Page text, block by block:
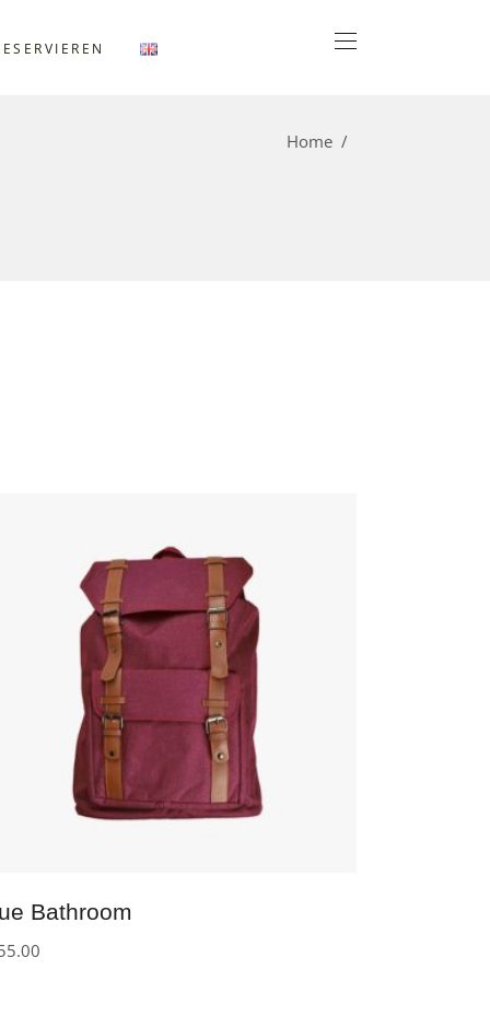
Home /
IN DEN WARENKORB
Bathroom